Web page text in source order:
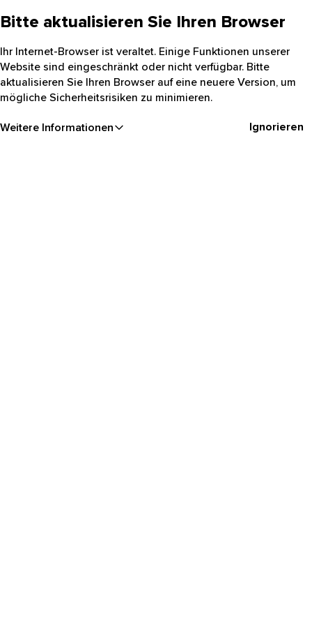
Bitte aktualisieren Sie Ihren Browser
Ihr Internet-Browser ist veraltet. Einige Funktionen unserer
Website sind eingeschränkt oder nicht verfügbar. Bitte
aktualisieren Sie Ihren Browser auf eine neuere Version, um
mögliche Sicherheitsrisiken zu minimieren.
Weitere Informationen Ignorieren